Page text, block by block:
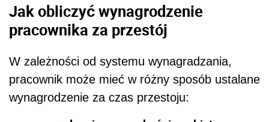
Jak obliczyć wynagrodzenie
pracownika za przestój
W zależności od systemu wynagradzania,
pracownik może mieć w różny sposób ustalane
wynagrodzenie za czas przestoju: